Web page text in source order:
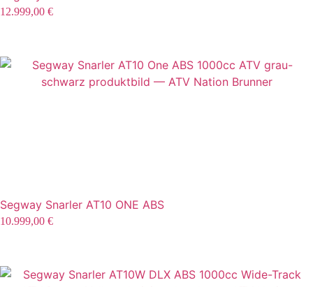
12.999,00 €
Segway Snarler AT10 ONE ABS
10.999,00 €